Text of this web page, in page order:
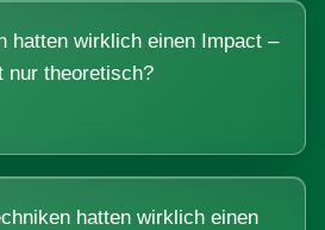
hatten wirklich einen Impact –
nur theoretisch?
hatten wirklich einen